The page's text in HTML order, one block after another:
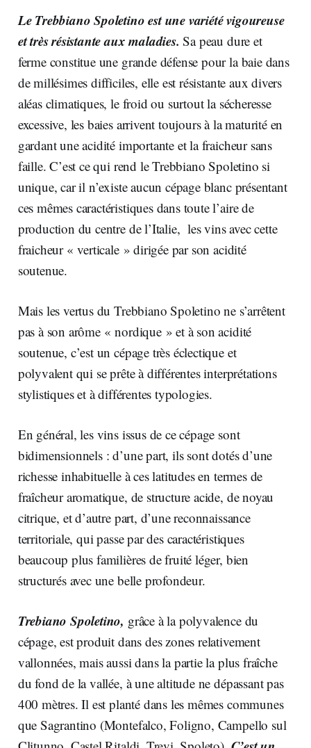
Le Trebbiano Spoletino est une variété vigoureuse
et très résistante aux maladies. Sa peau dure et
ferme constitue une grande défense pour la baie dans
de millésimes difficiles, elle est résistante aux divers
aléas climatiques, le froid ou surtout la sécheresse
excessive, les baies arrivent toujours à la maturité en
gardant une acidité importante et la fraicheur sans
faille. C’est ce qui rend le Trebbiano Spoletino si
unique, car il n’existe aucun cépage blanc présentant
ces mêmes caractéristiques dans toute l’aire de
production du centre de l’Italie, les vins avec cette
fraicheur « verticale » dirigée par son acidité
soutenue.
Mais les vertus du Trebbiano Spoletino ne s’arrêtent
pas à son arôme « nordique » et à son acidité
soutenue, c’est un cépage très éclectique et
polyvalent qui se prête à différentes interprétations
stylistiques et à différentes typologies.
En général, les vins issus de ce cépage sont
bidimensionnels : d’une part, ils sont dotés d’une
richesse inhabituelle à ces latitudes en termes de
fraîcheur aromatique, de structure acide, de noyau
citrique, et d’autre part, d’une reconnaissance
territoriale, qui passe par des caractéristiques
beaucoup plus familières de fruité léger, bien
structurés avec une belle profondeur.
Trebiano Spoletino, grâce à la polyvalence du
cépage, est produit dans des zones relativement
vallonnées, mais aussi dans la partie la plus fraîche
du fond de la vallée, à une altitude ne dépassant pas
400 mètres. Il est planté dans les mêmes communes
que Sagrantino (Montefalco, Foligno, Campello sul